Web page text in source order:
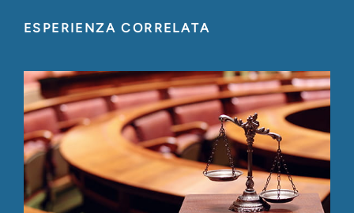
ESPERIENZA CORRELATA